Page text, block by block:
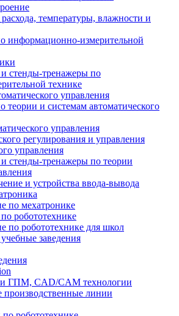
температуры, влажности и
информационно-измерительной
стенды-тренажеры по
технике
управления
теории и системам автоматического
управления
регулирования и управления
управления
стенды-тренажеры по теории
и устройства ввода-вывода
по мехатронике
робототехнике
по робототехнике для школ
заведения
ГПМ, CAD/CAM технологии
линии